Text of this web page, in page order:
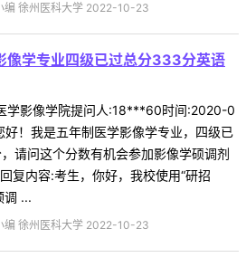
编 徐州医科大学 2022-10-23
像学专业四级已过总分333分英语
学影像学院提问人:18***60时间:2020-0
！我是五年制医学影像学专业，四级已
请问这个分数有机会参加影像学硕调剂
复内容:考生，你好，我校使用“研招
调 ...
编 徐州医科大学 2022-10-23